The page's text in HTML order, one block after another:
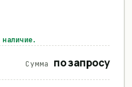
Сумма по запросу